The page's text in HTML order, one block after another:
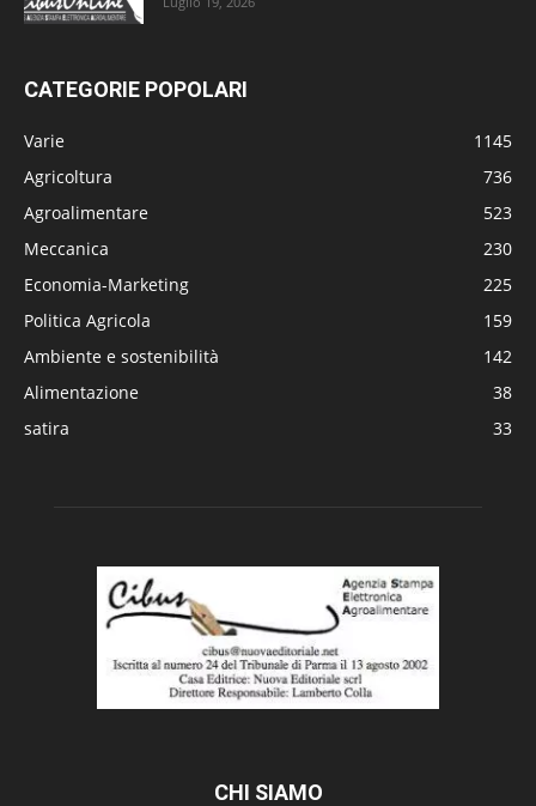
CATEGORIE POPOLARI
Varie
1145
Agricoltura
736
Agroalimentare
523
Meccanica
230
Economia-Marketing
225
Politica Agricola
159
Ambiente e sostenibilità
142
Alimentazione
38
satira
33
CHI SIAMO